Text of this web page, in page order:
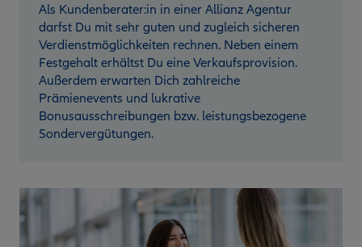
Als Kundenberater:in in einer Allianz Agentur
darfst Du mit sehr guten und zugleich sicheren
Verdienstmöglichkeiten rechnen. Neben einem
Festgehalt erhältst Du eine Verkaufsprovision.
Außerdem erwarten Dich zahlreiche
Prämienevents und lukrative
Bonusausschreibungen bzw. leistungsbezogene
Sondervergütungen.